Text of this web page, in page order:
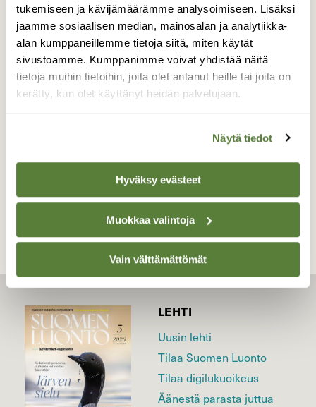
tukemiseen ja kävijämäärämme analysoimiseen. Lisäksi
jaamme sosiaalisen median, mainosalan ja analytiikka-
alan kumppaneillemme tietoja siitä, miten käytät
sivustoamme. Kumppanimme voivat yhdistää näitä
tietoja muihin tietoihin, joita olet antanut heille tai joita on
kerätty, kun olet käyttänyt heidän palvelujaan.
Näytä tiedot
Hyväksy evästeet
Muokkaa valintoja
Vain välttämättömät
Härkälintupari on hautonut munia
pesälautalla jo lähes viikon.
Hautomavuoroon tullut emo kohenteli
pesälauttaa ennen asettumista munien
päälle.
Valokuvaaja: Esko Pihl, Näsijärven
TAKAISIN LISTAAN
LEHTI
Uusin lehti
Tilaa Suomen Luonto
Tilaa digilukuoikeus
Äänestä parasta juttua